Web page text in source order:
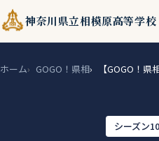
神奈川県立相模原高等学
ホーム GOGO！県相 【GOGO！県
シーズン10